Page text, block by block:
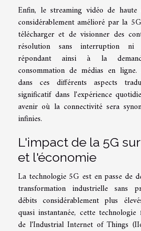
Enfin, le streaming vidéo de
considérablement amélioré par la
télécharger et de visionner des
résolution sans interruption
répondant ainsi à la
consommation de médias en
dans ces différents aspects
significatif dans l'expérience
avenir où la connectivité sera
infinies.
L'impact de la 5G
et l'économie
La technologie 5G est en passe de
transformation industrielle sans
débits considérablement plus
quasi instantanée, cette technologie
de l'Industrial Internet of Things